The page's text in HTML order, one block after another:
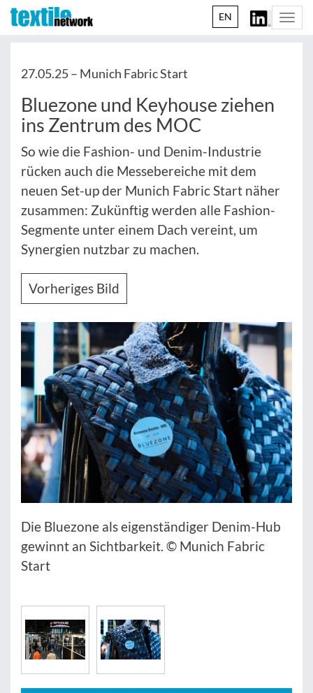
EN
27.05.25 – Munich Fabric Start
Bluezone und Keyhouse ziehen
ins Zentrum des MOC
So wie die Fashion- und Denim-Industrie
rücken auch die Messebereiche mit dem
neuen Set-up der Munich Fabric Start näher
zusammen: Zukünftig werden alle Fashion-
Segmente unter einem Dach vereint, um
Synergien nutzbar zu machen.
Vorheriges Bild
Die Bluezone als eigenständiger Denim-Hub
gewinnt an Sichtbarkeit. © Munich Fabric
Start